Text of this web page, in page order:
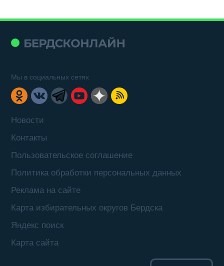
Новости
Контакты
Пользовательское соглашение
Политика обработки персональных данных
Реклама на сайте
Карта избирательных округов Бердска
Яндекс поиск
Карта сайта
Мы в социальных сетях